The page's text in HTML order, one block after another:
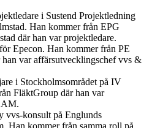
i Sustend Projektledning
Han kommer från EPG
där han var projektledare.
Epecon. Han kommer från PE
var affärsutvecklingschef vvs &
i Stockholmsområdet på IV
FläktGroup där han var
vvs-konsult på Englunds
Han kommer från samma roll på